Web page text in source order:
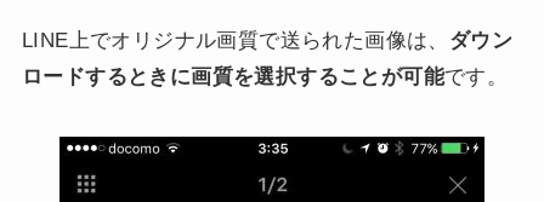
LINE上でオリジナル画質で送られた画像は、 ダウン
ロードするときに画質を選択することが可能です。